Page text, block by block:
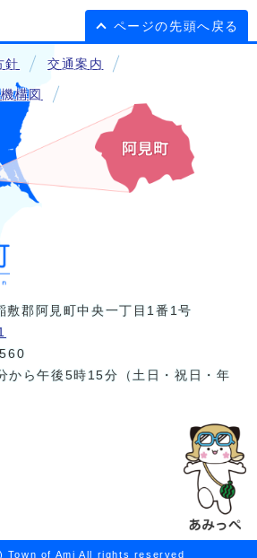
ページの先頭へ戻る
針 交通案内
構図
郡阿見町中央一丁目1番1号
から午後5時15分（土日・祝日・年
Town of Ami All rights reserved